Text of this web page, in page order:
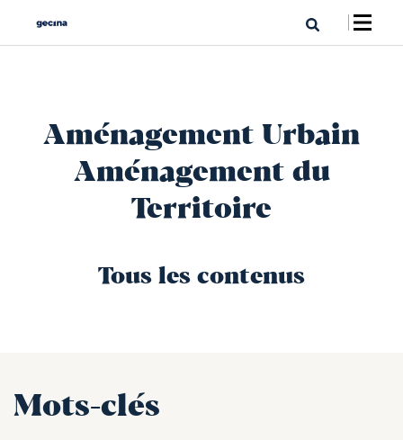
Aménagement Urbain
Aménagement du
Territoire
Tous les contenus
Mots-clés